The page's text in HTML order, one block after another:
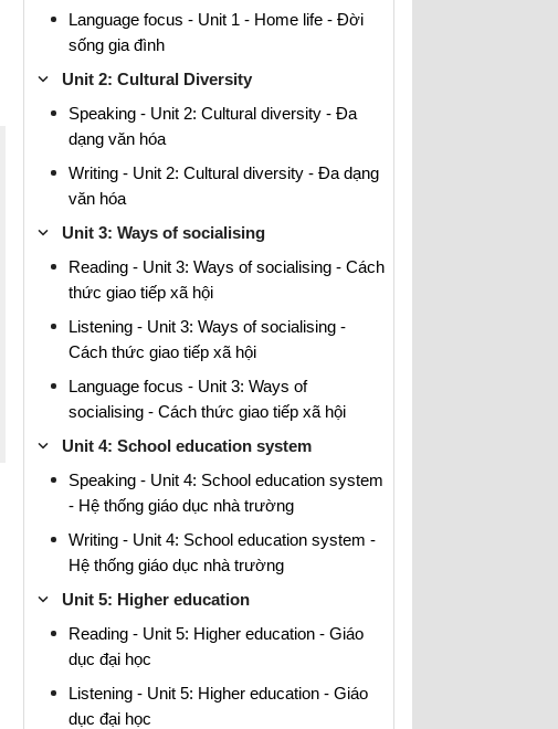
Language focus - Unit 1 - Home life - Đời
sống gia đình
Unit 2: Cultural Diversity
Speaking - Unit 2: Cultural diversity - Đa
dạng văn hóa
Writing - Unit 2: Cultural diversity - Đa dạng
văn hóa
Unit 3: Ways of socialising
Reading - Unit 3: Ways of socialising - Cách
thức giao tiếp xã hội
Listening - Unit 3: Ways of socialising -
Cách thức giao tiếp xã hội
Language focus - Unit 3: Ways of
socialising - Cách thức giao tiếp xã hội
Unit 4: School education system
Speaking - Unit 4: School education system
- Hệ thống giáo dục nhà trường
Writing - Unit 4: School education system -
Hệ thống giáo dục nhà trường
Unit 5: Higher education
Reading - Unit 5: Higher education - Giáo
dục đại học
Listening - Unit 5: Higher education - Giáo
dục đại học